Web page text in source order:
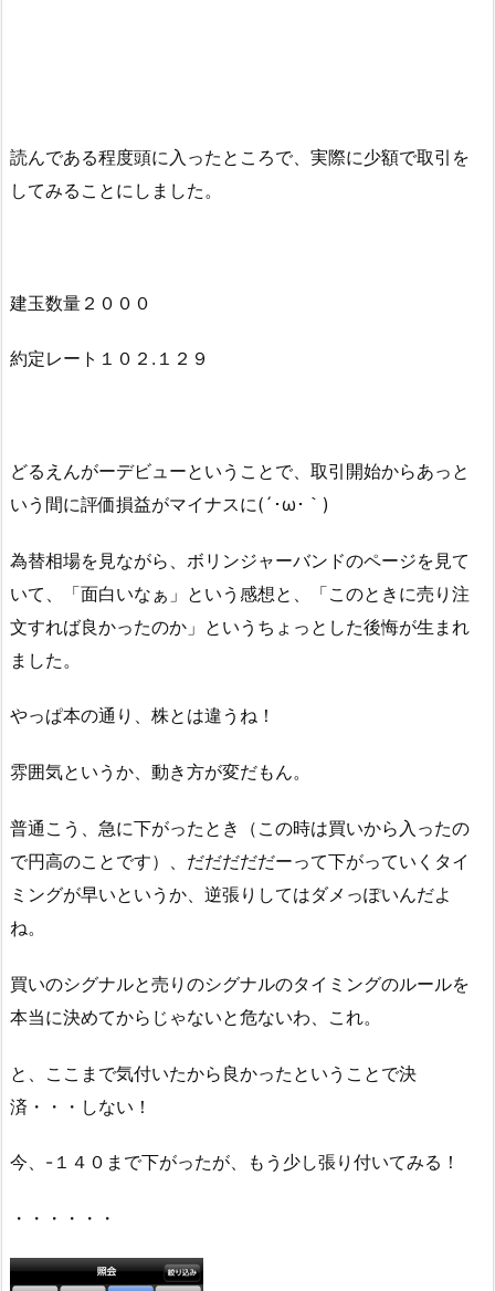
読んである程度頭に入ったところで、実際に少額で取引を
してみることにしました。
建玉数量２０００
約定レート１０２.１２９
どるえんがーデビューということで、取引開始からあっと
いう間に評価損益がマイナスに(´･ω･｀)
為替相場を見ながら、ボリンジャーバンドのページを見て
いて、「面白いなぁ」という感想と、「このときに売り注
文すれば良かったのか」というちょっとした後悔が生まれ
ました。
やっぱ本の通り、株とは違うね！
雰囲気というか、動き方が変だもん。
普通こう、急に下がったとき（この時は買いから入ったの
で円高のことです）、だだだだだーって下がっていくタイ
ミングが早いというか、逆張りしてはダメっぽいんだよ
ね。
買いのシグナルと売りのシグナルのタイミングのルールを
本当に決めてからじゃないと危ないわ、これ。
と、ここまで気付いたから良かったということで決
済・・・しない！
今、-１４０まで下がったが、もう少し張り付いてみる！
・・・・・・